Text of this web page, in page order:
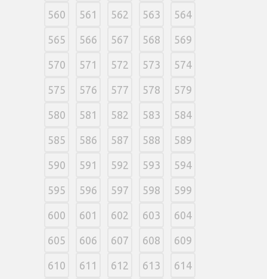
560 561 562 563 564
565 566 567 568 569
570 571 572 573 574
575 576 577 578 579
580 581 582 583 584
585 586 587 588 589
590 591 592 593 594
595 596 597 598 599
600 601 602 603 604
605 606 607 608 609
610 611 612 613 614